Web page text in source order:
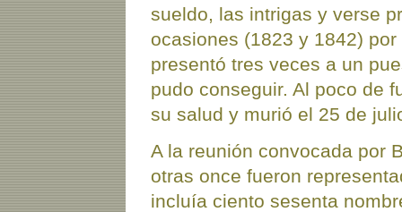
sueldo, las intrigas y verse
ocasiones (1823 y 1842)
presentó tres veces a un
pudo conseguir. Al poco de
su salud y murió el 25 de
A la reunión convocada por
otras once fueron
incluía ciento sesenta